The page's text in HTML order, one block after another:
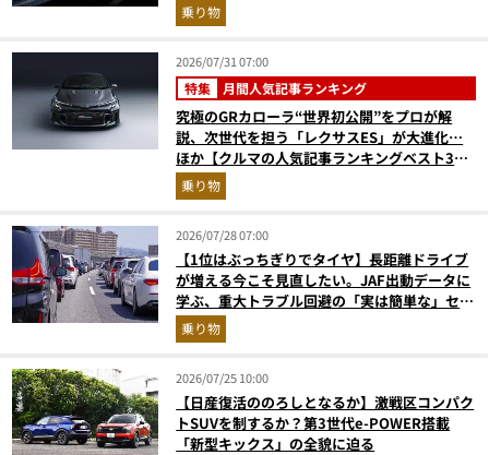
乗り物
2026/07/31 07:00
特集 月間人気記事ランキング
究極のGRカローラ“世界初公開”をプロが解
説、次世代を担う「レクサスES」が大進化…
ほか【クルマの人気記事ランキングベスト3】
（2026年6月版）
乗り物
2026/07/28 07:00
【1位はぶっちぎりでタイヤ】長距離ドライブ
が増える今こそ見直したい。JAF出動データに
学ぶ、重大トラブル回避の「実は簡単な」セル
フメンテ術
乗り物
2026/07/25 10:00
【日産復活ののろしとなるか】激戦区コンパク
トSUVを制するか？第3世代e-POWER搭載
「新型キックス」の全貌に迫る